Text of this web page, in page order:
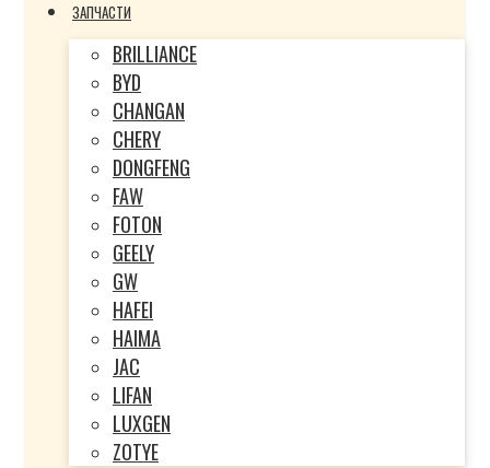
ЗАПЧАСТИ
BRILLIANCE
BYD
CHANGAN
CHERY
DONGFENG
FAW
FOTON
GEELY
GW
HAFEI
HAIMA
JAC
LIFAN
LUXGEN
ZOTYE